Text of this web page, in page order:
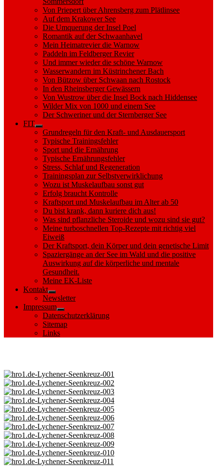
Von Priepert über Ahrensberg zum Plätlinsee
Auf dem Krakower See
Die Umquerung der Insel Poel
Romantik auf der Schwaanhavel
Mein Heimatrevier die Warnow
Paddeln im Feldberger Revier
Und immer wieder die schöne Warnow
Wasserwandern im Küstrinchener Bach
Von Bützow über Schwaan nach Rostock
In den Rheinsberger Gewässern
Von Wustrow über die Insel Bock nach Hiddensee
Wilder Mix von 1000 und einem See
Der Schweriner und der Sternberger See
FIT
Show
sub
menu
Grundregeln für den Kraft- und Ausdauersport
Typische Trainingsfehler
Sport und die Ernährung
Typische Ernährungsfehler
Stress, Schlaf und Regeneration
Trainingsplan zur Selbstverwirklichung
Wozu ist Muskelaufbau sonst gut
Erfolg braucht Kontrolle
Kraftsport und Muskelaufbau im Alter ab 50
Du bist krank, dann kuriere dich aus!
Was sind pflanzliche Steroide und wozu sind sie gut?
Meine turboschnellen Top-Rezepte mit richtig viel
Eiweiß
Der Kraftsport, dein Körper und dein genetische Limit
Spaziergänge an der See im Wald und die positive
Auswirkung auf die körperliche und mentale
Gesundheit.
Meine EK-Liste
Kontakt
Show
sub
menu
Newsletter
Impressum
Show
sub
menu
Datenschutzerklärung
Sitemap
Links